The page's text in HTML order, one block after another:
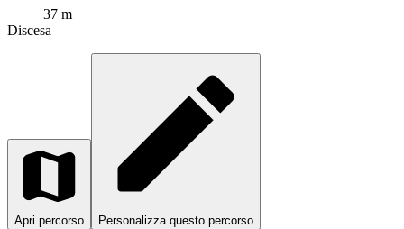
37 m
Discesa
Apri percorso Personalizza questo percorso